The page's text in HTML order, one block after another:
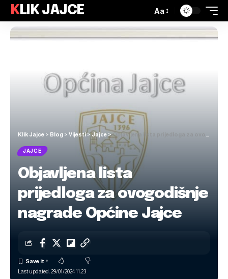
KLIK JAJCE Aa
Klik Jajce > Blog > Vijesti>Jajce >Objavljena lista prijedloga za ovogodišnje nagrade Općine Jajce
JAJCE
Objavljena lista
prijedloga za ovogodišnje
nagrade Općine Jajce
Last updated: 29/01/2024 11:23